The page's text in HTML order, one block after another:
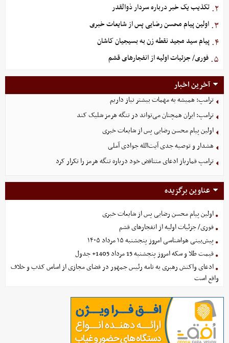
۲. تکذیب یک خبر درباره سردار ذوالقدر
۳. اولین پیام محسن رضایی پس از شایعات خبری
۴. پیام سید مجید نقطه زن به بسیجیان کاشان
۵. فوری/ جزئیات اولیه از انفجارهای قشم
آخرین اخبار
ترامپ: همیشه به مهمات بیشتر نیاز داریم
ترامپ: ایران همچنان می‌تواند در تنگه هرمز شلیک کند
اولین پیام محسن رضایی پس از شایعات خبری
هشدار و توصیه جدی آیت‌الله جوادی آملی
ترامپ قمارباز ادعای متناقض خود درباره تنگه هرمز را تکرار کرد
عناوین برگزیده
اولین پیام محسن رضایی پس از شایعات خبری
فوری/ جزئیات اولیه از انفجارهای قشم
پیش‌بینی هواشناسی امروز پنجشنبه ۱۵ مرداد ۱۴۰۵
قیمت طلا و سکه امروز پنجشنبه 15 مرداد 1405+ جدول
ادعای واکنش رهبری به نامه رئیس جمهور در فضای مجازی از اساس کذب و خلاف
واقع است